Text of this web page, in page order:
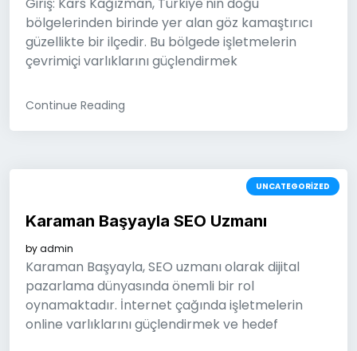
bölgelerinden birinde yer alan göz kamaştırıcı
güzellikte bir ilçedir. Bu bölgede işletmelerin
çevrimiçi varlıklarını güçlendirmek
Continue Reading
UNCATEGORIZED
Karaman Başyayla SEO Uzmanı
byadmin
Karaman Başyayla, SEO uzmanı olarak dijital
pazarlama dünyasında önemli bir rol
oynamaktadır. İnternet çağında işletmelerin
online varlıklarını güçlendirmek ve hedef